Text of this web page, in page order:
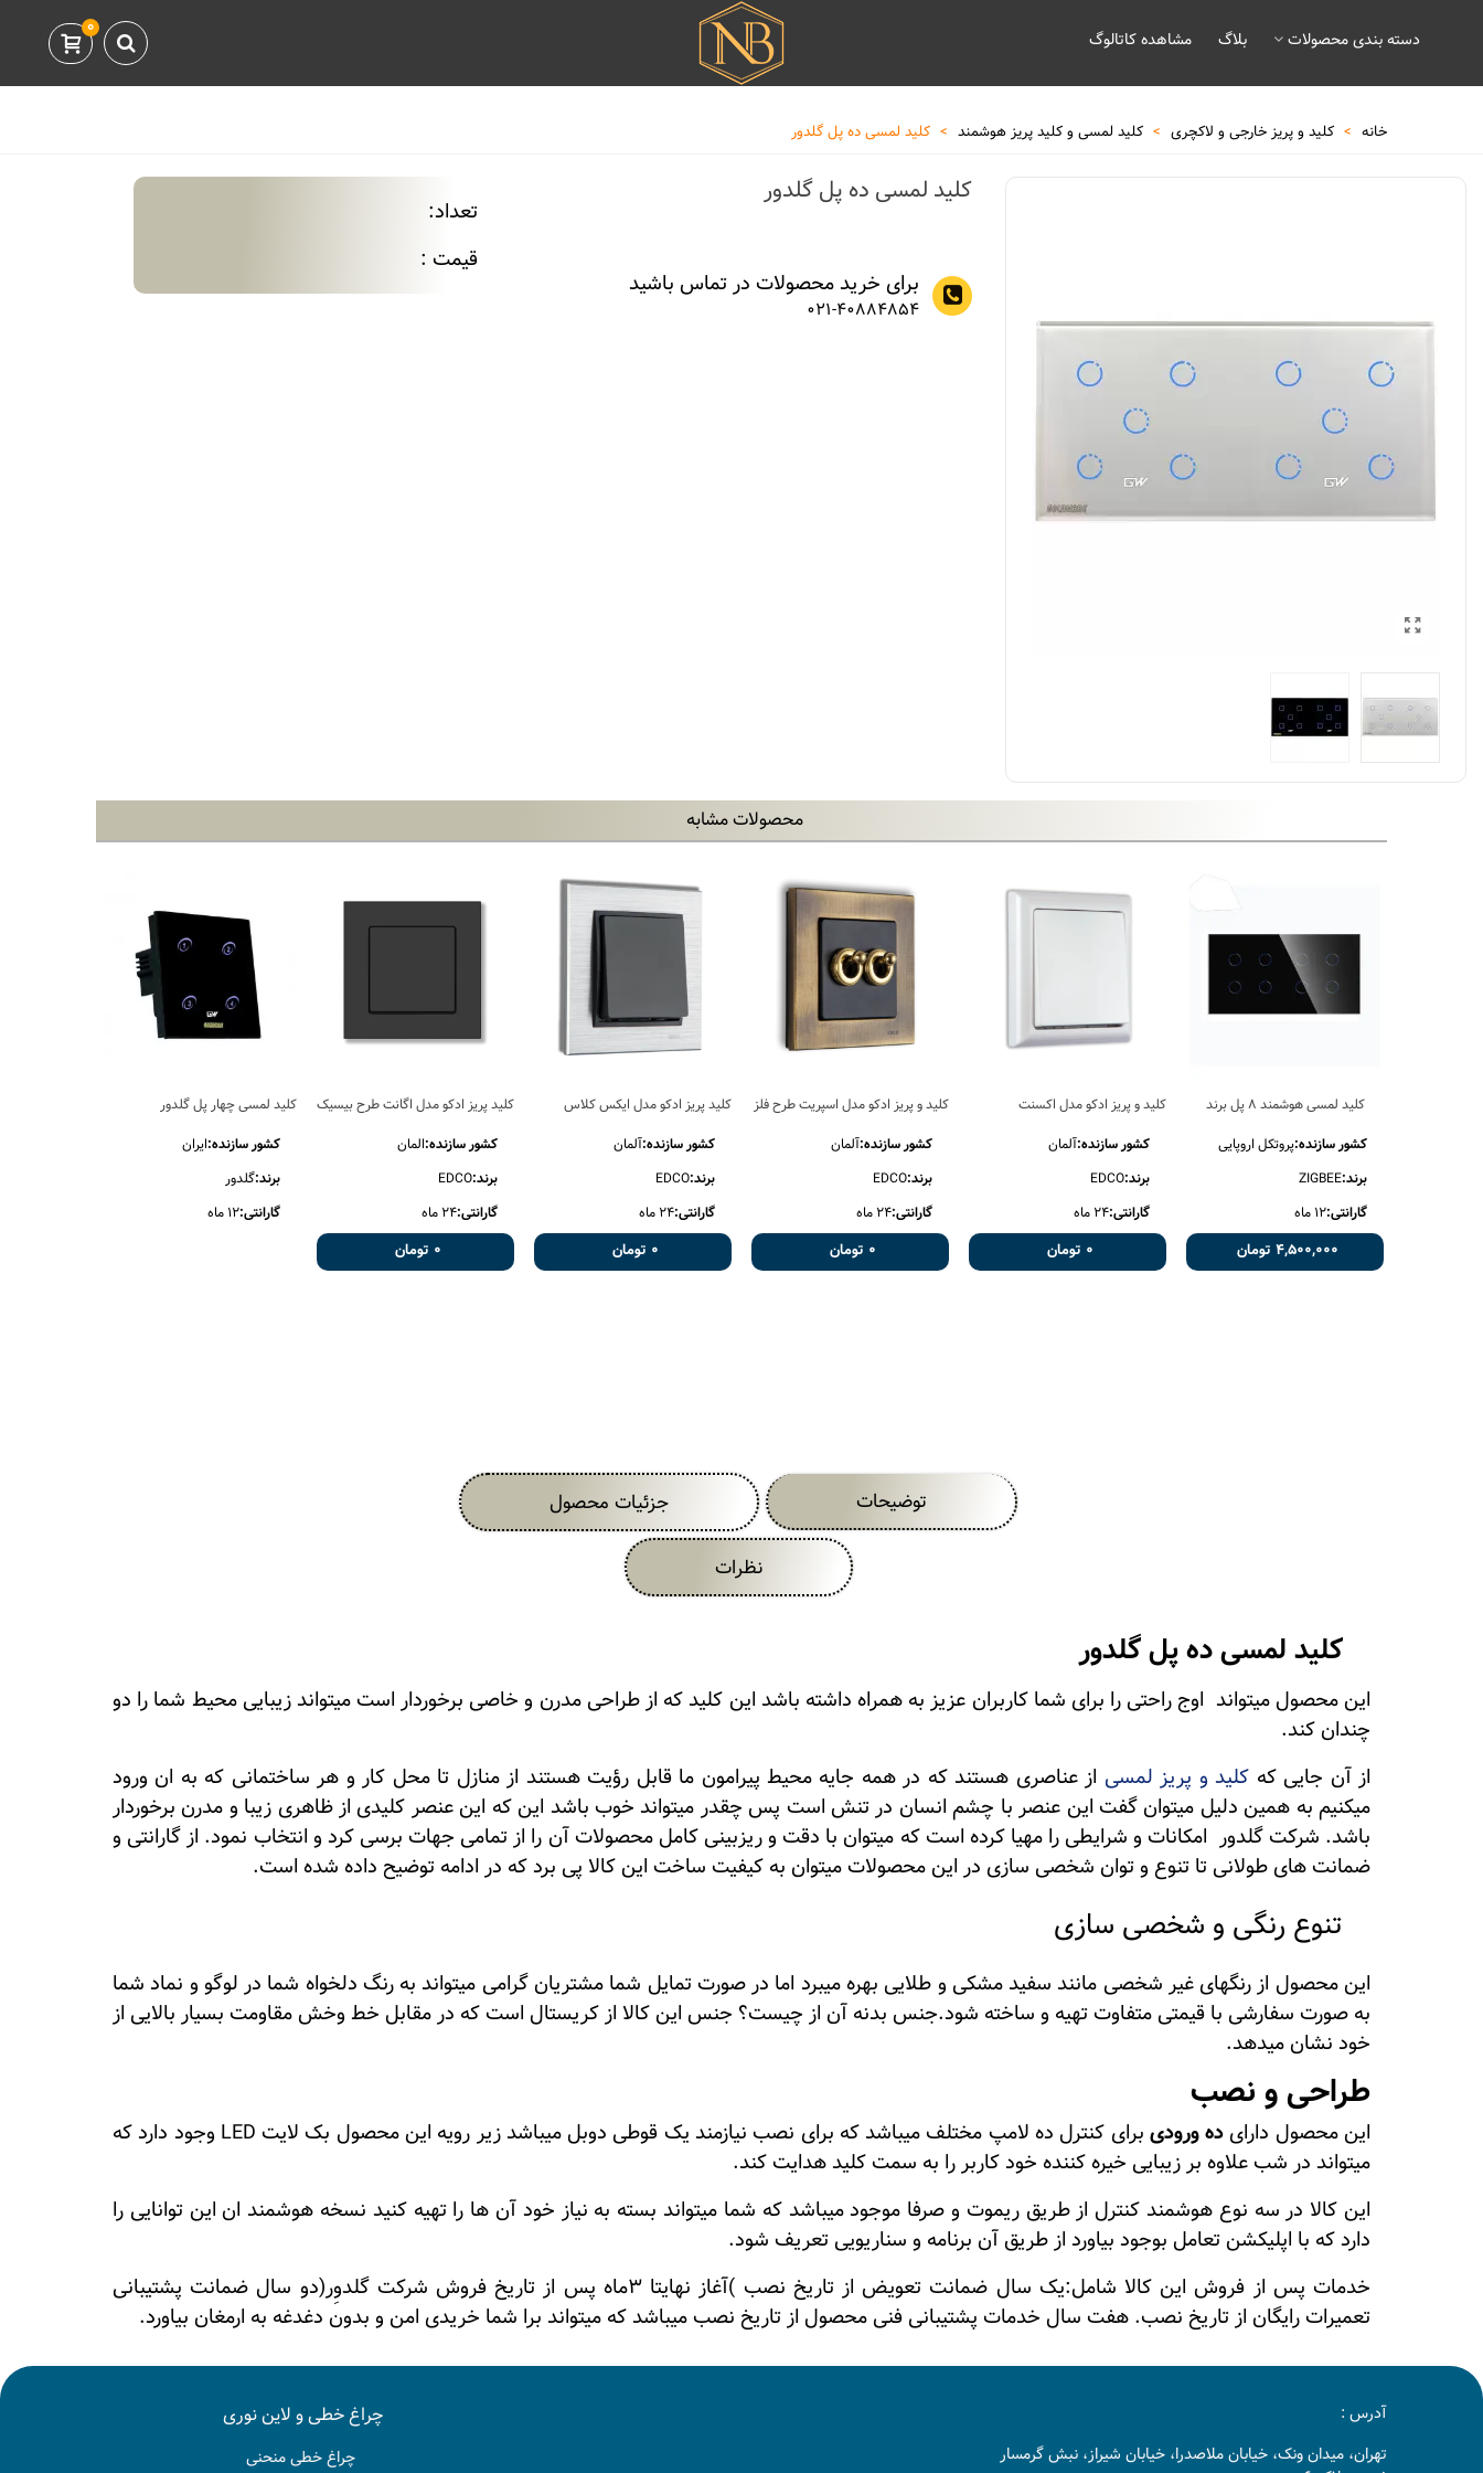
دسته بندی محصولات بلاگ مشاهده کاتالوگ 0
خانه > کلید و پریز خارجی و لاکچری > کلید لمسی و کلید پریز هوشمند > کلید لمسی ده پل گلدور
کلید لمسی ده پل گلدور
برای خرید محصولات در تماس باشید
021-40884854
تعداد:
قیمت :
محصولات مشابه
کلید لمسی هوشمند 8 پل برند
کشور سازنده:پروتکل اروپایی
برند:ZIGBEE
گارانتی:12 ماه
4,500,000 تومان
کلید و پریز ادکو مدل اکسنت
کشور سازنده:آلمان
برند:EDCO
گارانتی:24 ماه
0 تومان
کلید و پریز ادکو مدل اسپریت طرح فلز
کشور سازنده:آلمان
برند:EDCO
گارانتی:24 ماه
0 تومان
کلید پریز ادکو مدل ایکس کلاس
کشور سازنده:آلمان
برند:EDCO
گارانتی:24 ماه
0 تومان
کلید پریز ادکو مدل اگانت طرح بیسیک
کشور سازنده:المان
برند:EDCO
گارانتی:24 ماه
0 تومان
کلید لمسی چهار پل گلدور
کشور سازنده:ایران
برند:گلدور
گارانتی:12 ماه
توضیحات جزئیات محصول
نظرات
کلید لمسی ده پل گلدور
این محصول میتواند اوج راحتی را برای شما کاربران عزیز به همراه داشته باشد این کلید که از طراحی مدرن و خاصی برخوردار است میتواند زیبایی محیط شما را دو
چندان کند.
از آن جایی که کلید و پریز لمسی از عناصری هستند که در همه جایه محیط پیرامون ما قابل رؤیت هستند از منازل تا محل کار و هر ساختمانی که به ان ورود
میکنیم به همین دلیل میتوان گفت این عنصر با چشم انسان در تنش است پس چقدر میتواند خوب باشد این که این عنصر کلیدی از ظاهری زیبا و مدرن برخوردار
باشد. شرکت گلدور امکانات و شرایطی را مهیا کرده است که میتوان با دقت و ریزبینی کامل محصولات آن را از تمامی جهات برسی کرد و انتخاب نمود. از گارانتی و
ضمانت های طولانی تا تنوع و توان شخصی سازی در این محصولات میتوان به کیفیت ساخت این کالا پی برد که در ادامه توضیح داده شده است.
تنوع رنگی و شخصی سازی
این محصول از رنگهای غیر شخصی مانند سفید مشکی و طلایی بهره میبرد اما در صورت تمایل شما مشتریان گرامی میتواند به رنگ دلخواه شما در لوگو و نماد شما
به صورت سفارشی با قیمتی متفاوت تهیه و ساخته شود.جنس بدنه آن از چیست؟ جنس این کالا از کریستال است که در مقابل خط وخش مقاومت بسیار بالایی از
خود نشان میدهد.
طراحی و نصب
این محصول دارایده ورودی
برای کنترل ده لامپ مختلف میباشد که برای نصب نیازمند یک قوطی دوبل میباشد زیر رویه این محصول بک لایت LED وجود دارد که
میتواند در شب علاوه بر زیبایی خیره کننده خود کاربر را به سمت کلید هدایت کند.
این کالا در سه نوع هوشمند کنترل از طریق ریموت و صرفا موجود میباشد که شما میتواند بسته به نیاز خود آن ها را تهیه کنید نسخه هوشمند ان این توانایی را
دارد که با اپلیکشن تعامل بوجود بیاورد از طریق آن برنامه و سناریویی تعریف شود.
خدمات پس از فروش این کالا شامل:یک سال ضمانت تعویض از تاریخ نصب )آغاز نهایتا 3ماه پس از تاریخ فروش شرکت گلدوِر(دو سال ضمانت پشتیبانی
تعمیرات رایگان از تاریخ نصب.هفت سال خدمات پشتیبانی فنی محصول از تاریخ نصب میباشد که میتواند برا شما خریدی امن و بدون دغدغه به ارمغان بیاورد.
آدرس :
تهران، میدان ونک، خیابان ملاصدرا، خیابان شیراز، نبش گرمسار
چراغ خطی و لاین نوری
چراغ خطی منحنی